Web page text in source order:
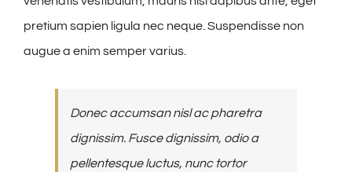
pretium sapien ligula nec neque. Suspendisse non
augue a enim semper varius.
Donec accumsan nisl ac pharetra
dignissim. Fusce dignissim, odio a
pellentesque luctus, nunc tortor